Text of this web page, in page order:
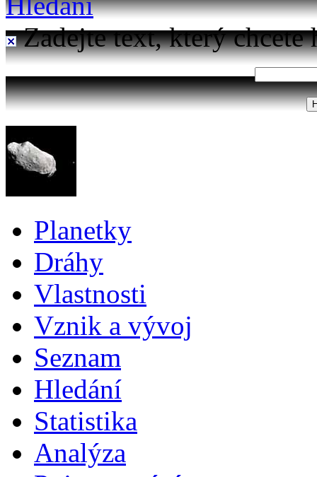
Zadejte text, který chcete
Planetky
Dráhy
Vlastnosti
Vznik a vývoj
Seznam
Hledání
Statistika
Analýza